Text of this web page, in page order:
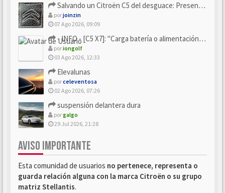
Salvando un Citroën C5 del desguace: Presentación y seguimiento
porjoinzin
07 Ago 2026, 09:09
- INFO - [C5 X7]: "Carga batería o alimentación eléctri...
poriongolf
03 Ago 2026, 12:33
Elevalunas
porceleventosa
02 Ago 2026, 07:26
suspensión delantera dura
porgalgo
29 Jul 2026, 21:28
AVISO IMPORTANTE
Esta comunidad de usuarios no pertenece, representa o
guarda relación alguna con la marca Citroën o su grupo
matriz Stellantis.